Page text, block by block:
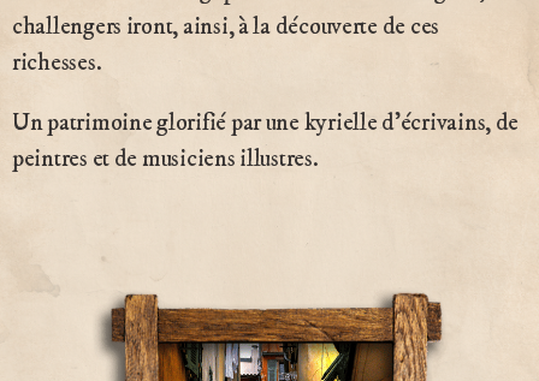
challengers iront, ainsi, à la découverte de ces
richesses.
Un patrimoine glorifié par une kyrielle d’écrivains, de
peintres et de musiciens illustres.